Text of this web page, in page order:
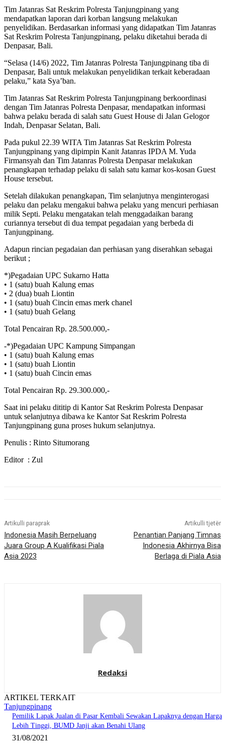
Tim Jatanras Sat Reskrim Polresta Tanjungpinang yang
mendapatkan laporan dari korban langsung melakukan
penyelidikan. Berdasarkan informasi yang didapatkan Tim Jatanras
Sat Reskrim Polresta Tanjungpinang, pelaku diketahui berada di
Denpasar, Bali.
“Selasa (14/6) 2022, Tim Jatanras Polresta Tanjungpinang tiba di
Denpasar, Bali untuk melakukan penyelidikan terkait keberadaan
pelaku,” kata Sya’ban.
Tim Jatanras Sat Reskrim Polresta Tanjungpinang berkoordinasi
dengan Tim Jatanras Polresta Denpasar, mendapatkan informasi
bahwa pelaku berada di salah satu Guest House di Jalan Gelogor
Indah, Denpasar Selatan, Bali.
Pada pukul 22.39 WITA Tim Jatanras Sat Reskrim Polresta
Tanjungpinang yang dipimpin Kanit Jatanras IPDA M. Yuda
Firmansyah dan Tim Jatanras Polresta Denpasar melakukan
penangkapan terhadap pelaku di salah satu kamar kos-kosan Guest
House tersebut.
Setelah dilakukan penangkapan, Tim selanjutnya menginterogasi
pelaku dan pelaku mengakui bahwa pelaku yang mencuri perhiasan
milik Septi. Pelaku mengatakan telah menggadaikan barang
curiannya tersebut di dua tempat pegadaian yang berbeda di
Tanjungpinang.
Adapun rincian pegadaian dan perhiasan yang diserahkan sebagai
berikut ;
*)Pegadaian UPC Sukarno Hatta
• 1 (satu) buah Kalung emas
• 2 (dua) buah Liontin
• 1 (satu) buah Cincin emas merk chanel
• 1 (satu) buah Gelang
Total Pencairan Rp. 28.500.000,-
-*)Pegadaian UPC Kampung Simpangan
• 1 (satu) buah Kalung emas
• 1 (satu) buah Liontin
• 1 (satu) buah Cincin emas
Total Pencairan Rp. 29.300.000,-
Saat ini pelaku dititip di Kantor Sat Reskrim Polresta Denpasar
untuk selanjutnya dibawa ke Kantor Sat Reskrim Polresta
Tanjungpinang guna proses hukum selanjutnya.
Penulis : Rinto Situmorang
Editor : Zul
Artikulli paraprak
Indonesia Masih Berpeluang
Juara Group A Kualifikasi Piala
Asia 2023
Artikulli tjetër
Penantian Panjang Timnas
Indonesia Akhirnya Bisa
Berlaga di Piala Asia
Redaksi
ARTIKEL TERKAIT
Tanjungpinang
Pemilik Lapak Jualan di Pasar Kembali Sewakan Lapaknya dengan Harga
Lebih Tinggi, BUMD Janji akan Benahi Ulang
31/08/2021